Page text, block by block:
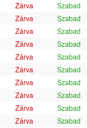
Zárva
Szabad
Zárva
Szabad
Zárva
Szabad
Zárva
Szabad
Zárva
Szabad
Zárva
Szabad
Zárva
Szabad
Zárva
Szabad
Zárva
Szabad
Zárva
Szabad